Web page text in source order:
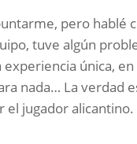
pero hablé
tuve algún
única, en
nada… La verdad
el jugador alicantino.